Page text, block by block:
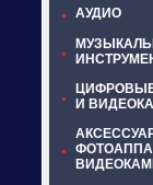
АУДИО
И